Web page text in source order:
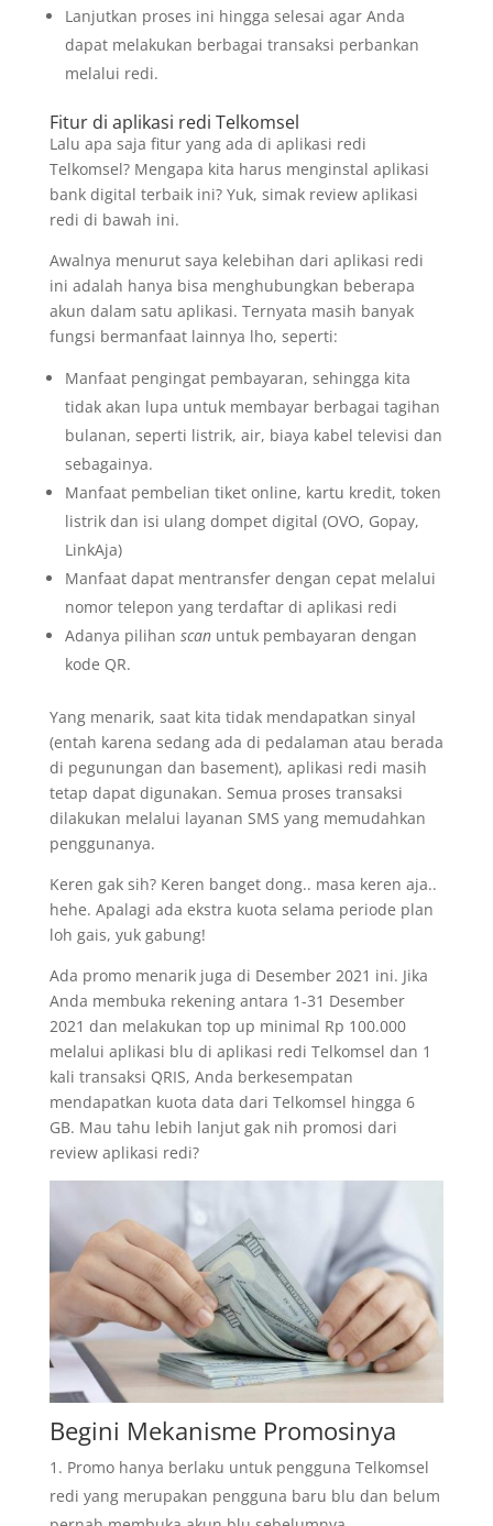
Lanjutkan proses ini hingga selesai agar Anda
dapat melakukan berbagai transaksi perbankan
melalui redi.
Fitur di aplikasi redi Telkomsel
Lalu apa saja fitur yang ada di aplikasi redi
Telkomsel? Mengapa kita harus menginstal aplikasi
bank digital terbaikini? Yuk, simak review aplikasi
redi di bawah ini.
Awalnya menurut saya kelebihan dari aplikasi redi
ini adalah hanya bisa menghubungkan beberapa
akun dalam satu aplikasi. Ternyata masih banyak
fungsi bermanfaat lainnya lho, seperti:
Manfaat pengingat pembayaran, sehingga kita
tidak akan lupa untuk membayar berbagai tagihan
bulanan, seperti listrik, air, biaya kabel televisi dan
sebagainya.
Manfaat pembelian tiket online, kartu kredit, token
listrik dan isi ulang dompet digital (OVO, Gopay,
LinkAja)
Manfaat dapat mentransfer dengan cepat melalui
nomor telepon yang terdaftar di aplikasi redi
Adanya pilihan scanuntuk pembayaran dengan
kode QR.
Yang menarik, saat kita tidak mendapatkan sinyal
(entah karena sedang ada di pedalaman atau berada
di pegunungan dan basement), aplikasi redi masih
tetap dapat digunakan. Semua proses transaksi
dilakukan melalui layanan SMS yang memudahkan
penggunanya.
Keren gak sih? Keren banget dong.. masa keren aja..
hehe. Apalagi ada ekstra kuota selama periode plan
loh gais, yuk gabung!
Ada promo menarik juga di Desember 2021 ini. Jika
Anda membuka rekening antara 1-31 Desember
2021 dan melakukan top up minimal Rp 100.000
melalui aplikasi blu di aplikasi redi Telkomsel dan 1
kali transaksi QRIS, Anda berkesempatan
mendapatkan kuota data dari Telkomsel hingga 6
GB. Mau tahu lebih lanjut gak nih promosi dari
review aplikasi redi?
Begini Mekanisme Promosinya
Promo hanya berlaku untuk pengguna Telkomsel
redi yang merupakan pengguna baru blu dan belum